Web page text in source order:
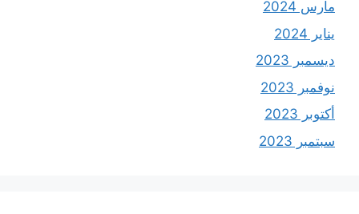
مارس 2024
يناير 2024
ديسمبر 2023
نوفمبر 2023
أكتوبر 2023
سبتمبر 2023